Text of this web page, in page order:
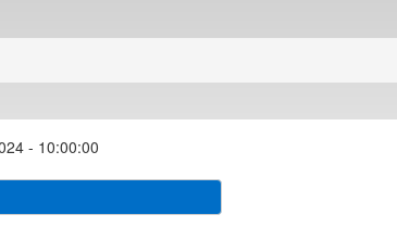
- 10:00:00